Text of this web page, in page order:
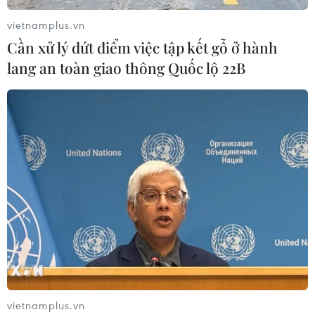
Vì sao điểm chuẩn vào lớp 10 của nhiều
trường phía Bắc Khánh Hòa ở mức thấp?
07/07/2025 10:54
Trường có điểm chuẩn thấp nhất là Nguyễn Du (xã Bắc
Ninh Hòa) 5 điểm, tiếp đó là Tôn Đức Thắng (xã Nam
Ninh Hòa) và Tô Văn Ơn (xã Tu Bông) 6,5 điểm, Trần
Quý Cáp (phường Đông Ninh Hòa) 6,75 điểm.
vietnamplus.vn
Cần xử lý dứt điểm việc tập kết gỗ ở hành
lang an toàn giao thông Quốc lộ 22B
vietnamplus.vn